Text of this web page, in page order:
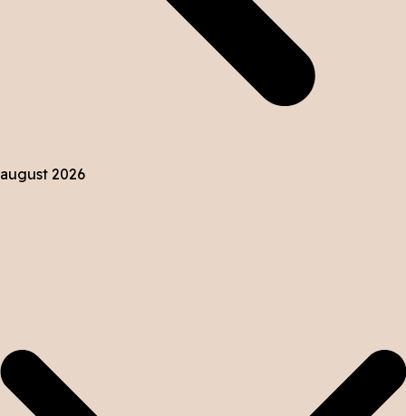
august 2026